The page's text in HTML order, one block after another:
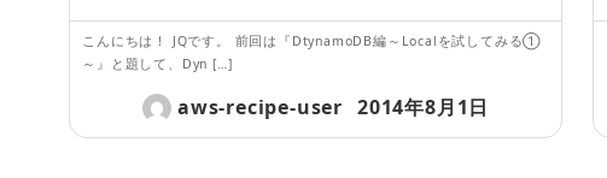
こんにちは！ JQです。 前回は『DtynamoDB編～Localを試してみる①
～』と題して、Dyn […]
aws-recipe-user 2014年8月1日